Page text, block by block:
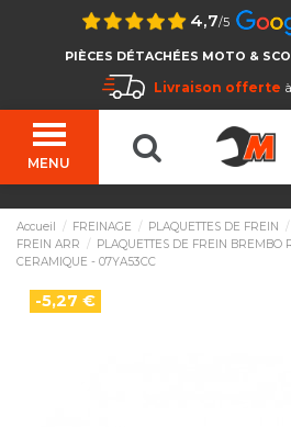
4,7/5
PIÈCES DÉTACHÉES MOTO &
Livraison offerte
MENU
Accueil FREINAGE PLAQUETTES DE FREIN
FREIN ARR
PLAQUETTES DE FREIN BREMBO
CERAMIQUE - 07YA53CC
-5,27 €